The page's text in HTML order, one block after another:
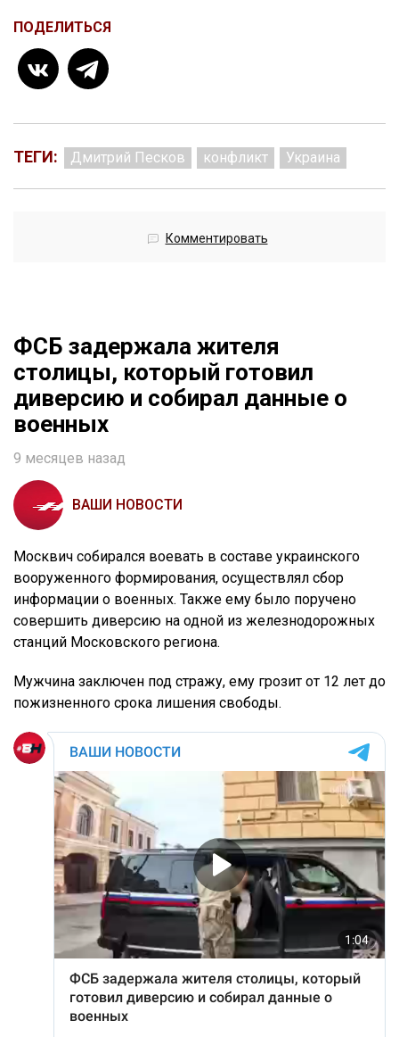
ПОДЕЛИТЬСЯ
ТЕГИ: Дмитрий Песков конфликт Украина
Комментировать
ФСБ задержала жителя
столицы, который готовил
диверсию и собирал данные о
военных
9 месяцев назад
ВАШИ НОВОСТИ
Москвич собирался воевать в составе украинского
вооруженного формирования, осуществлял сбор
информации о военных. Также ему было поручено
совершить диверсию на одной из железнодорожных
станций Московского региона.
Мужчина заключен под стражу, ему грозит от 12 лет до
пожизненного срока лишения свободы.